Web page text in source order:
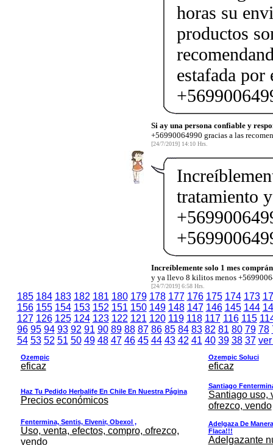
horas su
productos
estafada por
Si ay una persona confiable y
+56990064990 gracias a las
[24/7/2019] 14:10 Hrs.
tratamiento
Increíblemente solo 1 mes
y ya llevo 8 kilitos menos
[24/7/2019] 6:58 Hrs.
185 184 183 182 181 180 179 178 177 176 175 174 173
156 155 154 153 152 151 150 149 148 147 146 145 144
127 126 125 124 123 122 121 120 119 118 117 116 115
96 95 94 93 92 91 90 89 88 87 86 85 84 83 82 81 80 79 78
54 53 52 51 50 49 48 47 46 45 44 43 42 41 40 39 38 37
Ozempic
eficaz
Ozempic Soluci
eficaz
Haz Tu Pedido Herbalife En Chile En Nuestra Página
Precios económicos
Santiago
Santiago uso,
ofrezco, vendo
Fentermina, Sentis, Elvenir, Obexol ,
Uso, venta, efectos, compro, ofrezco,
vendo
Adelgaza De
Flaca!!!
Adelgazante